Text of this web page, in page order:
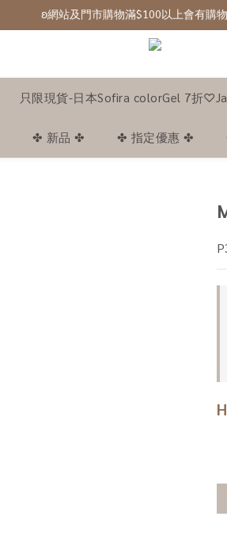
ʚ 網站免費登記會員,登入後可下單ɞ
ʚ 網站免費登記會員,登入後可下單ɞ
只限現貨-日本Sofira colorGel 7折
✤ 新品 ✤ ✤ 指定優惠 ✤